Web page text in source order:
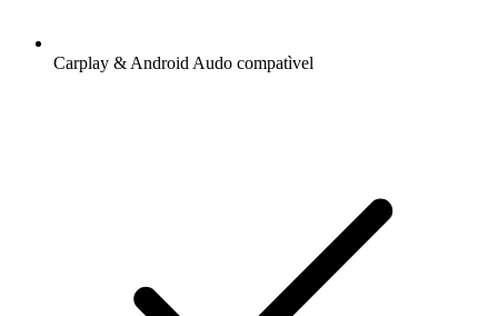
Carplay & Android Audo compatìvel